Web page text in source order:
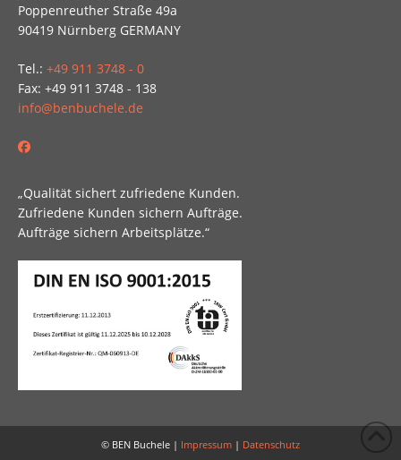
Poppenreuther Straße 49a
90419 Nürnberg GERMANY
Tel.: +49 911 3748 - 0
Fax: +49 911 3748 - 138
info@benbuchele.de
„Qualität sichert zufriedene Kunden.
Zufriedene Kunden sichern Aufträge.
Aufträge sichern Arbeitsplätze.“
© BEN Buchele | Impressum | Datenschutz